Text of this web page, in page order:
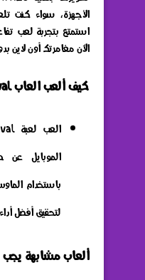
الأجهزة، سواء كنت
استمتع بتجربة لعب
الآن مغامرتك أون لاين
كيف ألعب العاب Zombie Survival ؟
الموبايل عن
باستخدام
لتحقيق أفضل
ألعاب مشابهة يجب